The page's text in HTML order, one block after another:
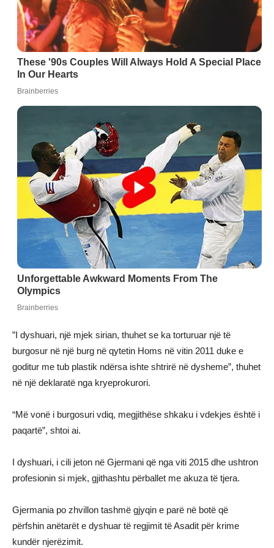
”I dyshuari, një mjek sirian, thuhet se ka torturuar një të
burgosur në një burg në qytetin Homs në vitin 2011 duke e
goditur me tub plastik ndërsa ishte shtrirë në dysheme”, thuhet
në një deklaratë nga kryeprokurori.
“Më vonë i burgosuri vdiq, megjithëse shkaku i vdekjes është i
paqartë”, shtoi ai.
I dyshuari, i cili jeton në Gjermani që nga viti 2015 dhe ushtron
profesionin si mjek, gjithashtu përballet me akuza të tjera.
Gjermania po zhvillon tashmë gjyqin e parë në botë që
përfshin anëtarët e dyshuar të regjimit të Asadit për krime
kundër njerëzimit.